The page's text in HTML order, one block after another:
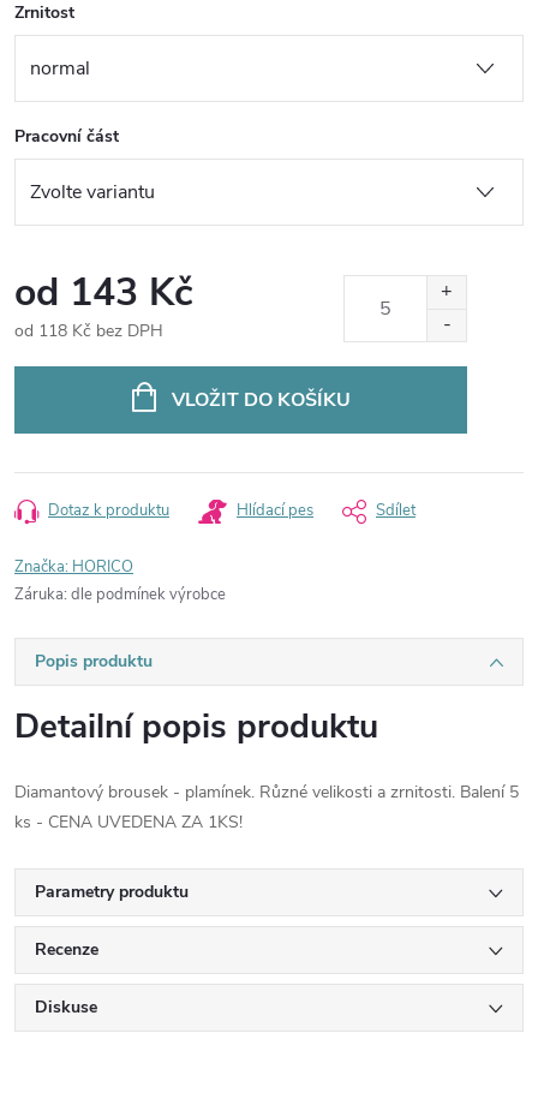
Zrnitost
Pracovní část
od 143 Kč
od 118 Kč bez DPH
VLOŽIT DO KOŠÍKU
Dotaz k produktu Hlídací pes Sdílet
Značka: HORICO
Záruka: dle podmínek výrobce
Popis produktu
Detailní popis produktu
Diamantový brousek - plamínek. Různé velikosti a zrnitosti. Balení 5
ks - CENA UVEDENA ZA 1KS!
Parametry produktu
Recenze
Diskuse